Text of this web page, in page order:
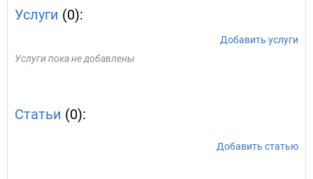
Услуги (0):
Добавить услуги
Услуги пока не добавлены
Статьи (0):
Добавить статью